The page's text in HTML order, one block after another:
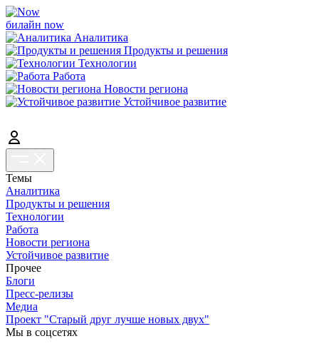
билайн now
Аналитика
Продукты и решения
Технологии
Работа
Новости региона
Устойчивое развитие
Темы
Аналитика
Продукты и решения
Технологии
Работа
Новости региона
Устойчивое развитие
Прочее
Блоги
Пресс-релизы
Медиа
Проект "Старый друг лучше новых двух"
Мы в соцсетях